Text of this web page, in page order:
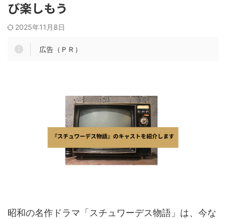
び楽しもう
2025年11月8日
広告（ＰＲ）
昭和の名作ドラマ「スチュワーデス物語」は、今な